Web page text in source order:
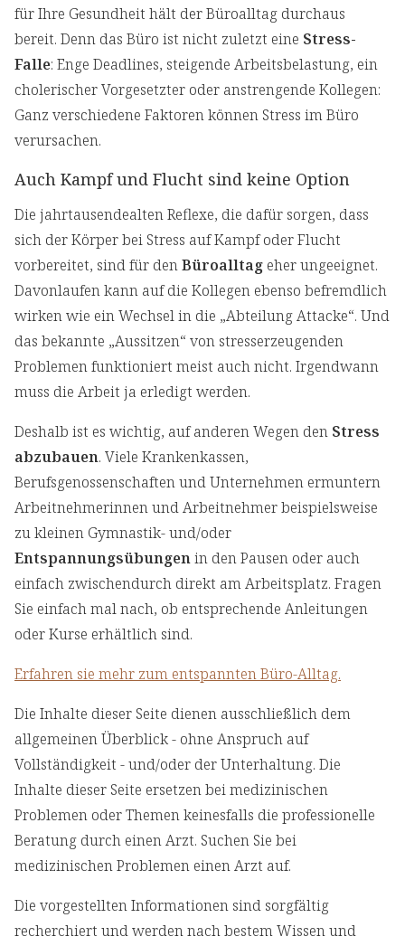
für Ihre Gesundheit hält der Büroalltag durchaus
bereit. Denn das Büro ist nicht zuletzt eine Stress-
Falle: Enge Deadlines, steigende Arbeitsbelastung, ein
cholerischer Vorgesetzter oder anstrengende Kollegen:
Ganz verschiedene Faktoren können Stress im Büro
verursachen.
Auch Kampf und Flucht sind keine Option
Die jahrtausendealten Reflexe, die dafür sorgen, dass
sich der Körper bei Stress auf Kampf oder Flucht
vorbereitet, sind für denBüroalltag eher ungeeignet.
Davonlaufen kann auf die Kollegen ebenso befremdlich
wirken wie ein Wechsel in die „Abteilung Attacke“. Und
das bekannte „Aussitzen“ von stresserzeugenden
Problemen funktioniert meist auch nicht. Irgendwann
muss die Arbeit ja erledigt werden.
Deshalb ist es wichtig, auf anderen Wegen den Stress
abzubauen. Viele Krankenkassen,
Berufsgenossenschaften und Unternehmen ermuntern
Arbeitnehmerinnen und Arbeitnehmer beispielsweise
zu kleinen Gymnastik- und/oder
Entspannungsübungenin den Pausen oder auch
einfach zwischendurch direkt am Arbeitsplatz. Fragen
Sie einfach mal nach, ob entsprechende Anleitungen
oder Kurse erhältlich sind.
Erfahren sie mehr zum entspannten Büro-Alltag.
Die Inhalte dieser Seite dienen ausschließlich dem
allgemeinen Überblick - ohne Anspruch auf
Vollständigkeit - und/oder der Unterhaltung. Die
Inhalte dieser Seite ersetzen bei medizinischen
Problemen oder Themen keinesfalls die professionelle
Beratung durch einen Arzt. Suchen Sie bei
medizinischen Problemen einen Arzt auf.
Die vorgestellten Informationen sind sorgfältig
recherchiert und werden nach bestem Wissen und